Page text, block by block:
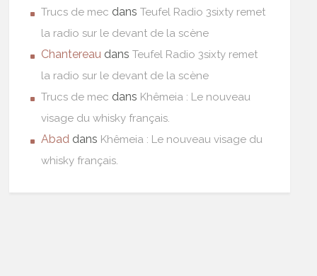
Trucs de mec dansTeufel Radio 3sixty remet
la radio sur le devant de la scène
Chantereau dansTeufel Radio 3sixty remet
la radio sur le devant de la scène
Trucs de mec dans Khêmeia : Le nouveau
visage du whisky français.
Abad dans Khêmeia : Le nouveau visage du
whisky français.